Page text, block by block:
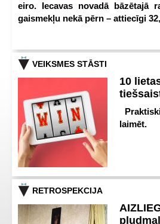
eiro. Iecavas novadā bāzētajā
gaismekļu nekā pērn – attiecīgi
VEIKSMES STĀSTI
10
laimēt.
RETROSPEKCIJA